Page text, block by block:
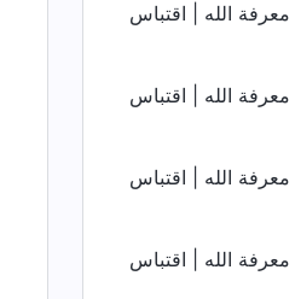
معرفة الله | اقتباس
معرفة الله | اقتباس
معرفة الله | اقتباس
معرفة الله | اقتباس